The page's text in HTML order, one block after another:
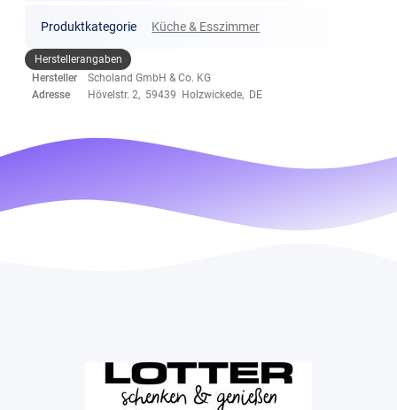
Produktkategorie Küche & Esszimmer
Herstellerangaben
Hersteller
Scholand GmbH & Co. KG
Adresse
Hövelstr. 2, 59439 Holzwickede, DE